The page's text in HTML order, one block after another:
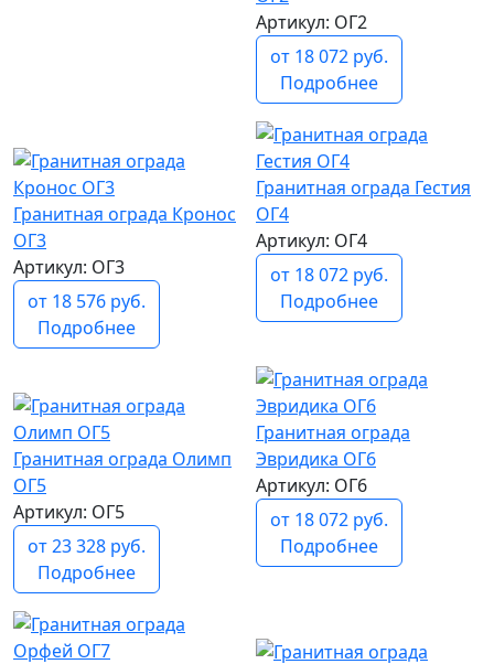
Артикул: ОГ2
от 18 072 руб.
Подробнее
Гранитная ограда Кронос
ОГ3
Артикул: ОГ3
от 18 576 руб.
Подробнее
Гранитная ограда Гестия
ОГ4
Артикул: ОГ4
от 18 072 руб.
Подробнее
Гранитная ограда Олимп
ОГ5
Артикул: ОГ5
от 23 328 руб.
Подробнее
Гранитная ограда
Эвридика ОГ6
Артикул: ОГ6
от 18 072 руб.
Подробнее